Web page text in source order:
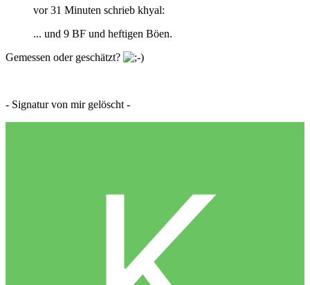
vor 31 Minuten schrieb khyal:
... und 9 BF und heftigen Böen.
Gemessen oder geschätzt?
- Signatur von mir gelöscht -